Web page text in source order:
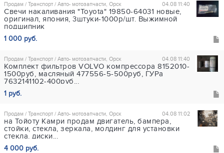
04.08 11:40
Продам / Транспорт / Авто- мотозапчасти, Орск
Свечи накаливания "Toyota" 19850-64031 новые,
оригинал, япония, 3штуки-1000р/шт. Выжимной
подшипник
1 000 руб.
04.08 11:40
Продам / Транспорт / Авто- мотозапчасти, Орск
Комплект фильтров VOLVO компрессора 8152010-
1500руб, масляный 477556-5-500руб, ГУРа
7632141102-400руб...
1 руб.
04.08 11:02
Продам / Транспорт / Авто- мотозапчасти, Орск
на Тойоту Камри продам двигатель, бампера,
стойки, стекла, зеркала, молдинг для установки
стекла. диски...
4 000 руб.